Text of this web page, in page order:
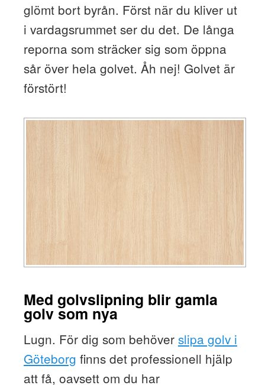
glömt bort byrån. Först när du kliver ut
i vardagsrummet ser du det. De långa
reporna som sträcker sig som öppna
sår över hela golvet. Åh nej! Golvet är
förstört!
Med golvslipning blir gamla
golv som nya
Lugn. För dig som behöver slipa golv i
Göteborg finns det professionell hjälp
att få, oavsett om du har